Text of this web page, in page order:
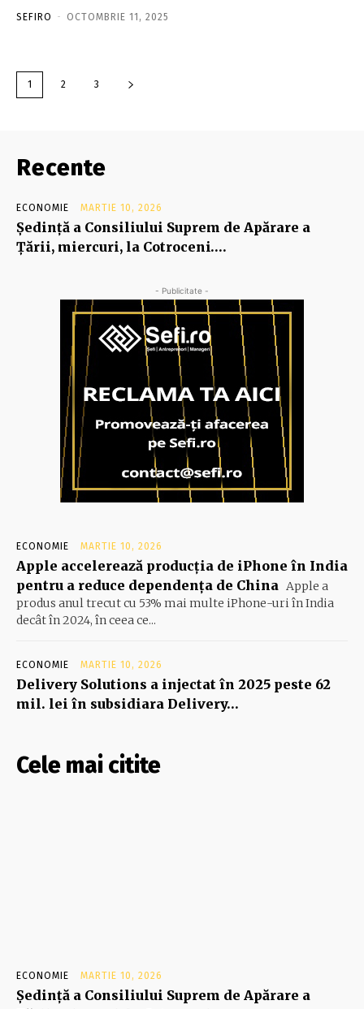
SEFIRO - OCTOMBRIE 11, 2025
1 2 3
Recente
ECONOMIE MARTIE 10, 2026
Şedinţă a Consiliului Suprem de Apărare a
Ţării, miercuri, la Cotroceni….
- Publicitate -
ECONOMIE MARTIE 10, 2026
Apple accelerează producția de iPhone în India
pentru a reduce dependența de China Apple a
produs anul trecut cu 53% mai multe iPhone-uri în India
decât în 2024, în ceea ce...
ECONOMIE MARTIE 10, 2026
Delivery Solutions a injectat în 2025 peste 62
mil. lei în subsidiara Delivery…
Cele mai citite
ECONOMIE MARTIE 10, 2026
Şedinţă a Consiliului Suprem de Apărare a